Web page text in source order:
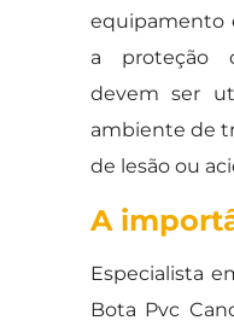
equipamento
a proteção
devem ser
ambiente de
de lesão ou
A
Especialista
Bota Pvc